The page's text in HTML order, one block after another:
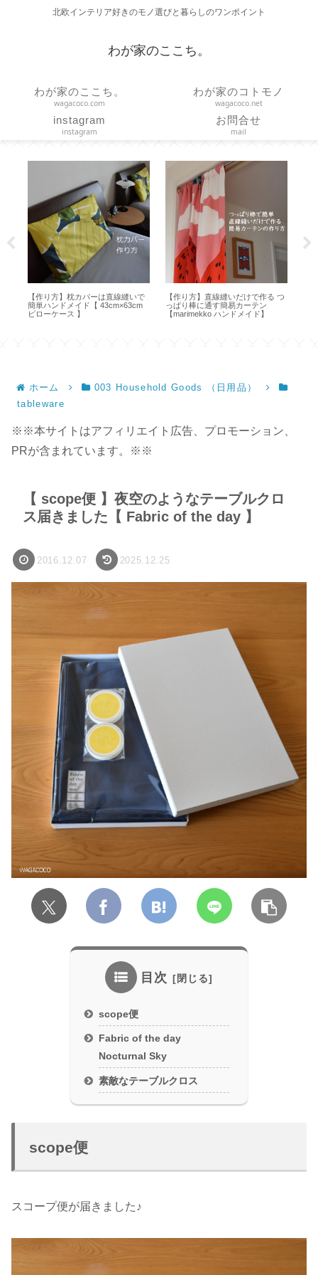
北欧インテリア好きのモノ選びと暮らしのワンポイント
わが家のここち。
わが家のここち。
wagacoco.com
わが家のコトモノ
wagacoco.net
instagram
instagram
お問合せ
mail
【作り方】枕カバーは直線縫いで
簡単ハンドメイド【 43cm×63cm
ピローケース 】
【作り方】直線縫いだけで作る つ
っぱり棒に通す簡易カーテン
【marimekko ハンドメイド】
ホーム
003 Household Goods （日用品）
tableware
※※本サイトはアフィリエイト広告、プロモーション、
PRが含まれています。※※
【 scope便 】夜空のようなテーブルクロ
ス届きました【 Fabric of the day 】
2016.12.07 2025.12.25
目次
scope便
Fabric of the day
Nocturnal Sky
素敵なテーブルクロス
scope便
スコープ便が届きました♪